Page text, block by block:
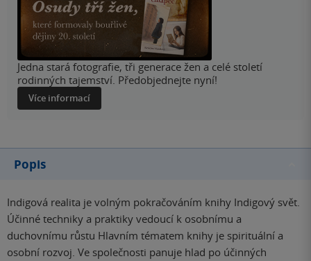
Jedna stará fotografie, tři generace žen a celé století
rodinných tajemství. Předobjednejte nyní!
Více informací
Popis
Indigová realita je volným pokračováním knihy Indigový svět.
Účinné techniky a praktiky vedoucí k osobnímu a
duchovnímu růstu Hlavním tématem knihy je spirituální a
osobní rozvoj. Ve společnosti panuje hlad po účinných